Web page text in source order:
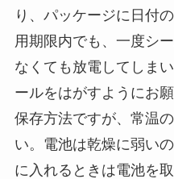
り、パッケージに日付
用期限内でも、一度シ
なくても放電してしま
ールをはがすようにお願
保存方法ですが、常温
い。電池は乾燥に弱い
に入れるときは電池を